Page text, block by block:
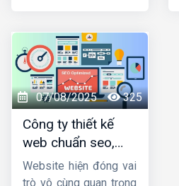
Trong bài viết này,
Công ty HIG
xinhướng dẫn thiết
kế website du lịch
đẹp và chuyên nghiệp.
07/08/2025 325
Công ty thiết kế
web chuẩn seo,
chuyên nghiệp, giá
tốt
Website hiện đóng vai
trò vô cùng quan trọng